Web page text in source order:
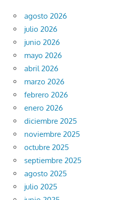
agosto 2026
julio 2026
junio 2026
mayo 2026
abril 2026
marzo 2026
febrero 2026
enero 2026
diciembre 2025
noviembre 2025
octubre 2025
septiembre 2025
agosto 2025
julio 2025